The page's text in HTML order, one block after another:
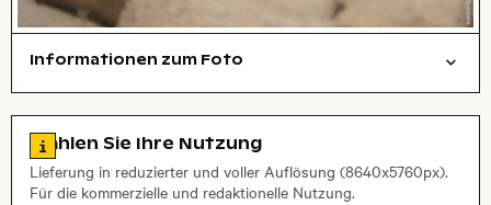
Informationen zum Foto
, Objektiv
Zu den Lizenzinformationen springen
Wählen Sie Ihre Nutzung
Lieferung in reduzierter und voller Auflösung (8640x5760px).
Für die kommerzielle und redaktionelle Nutzung.